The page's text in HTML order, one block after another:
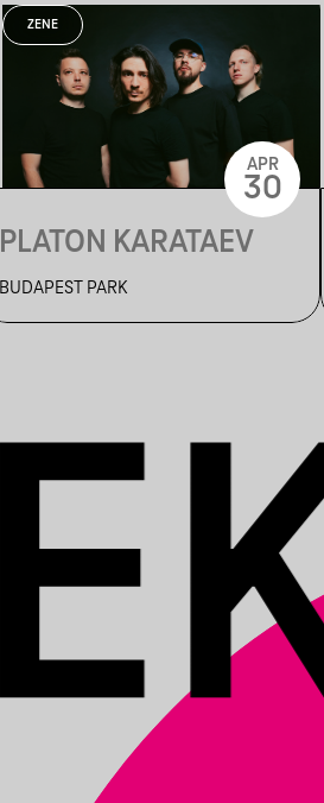
ZENE
PLATON KARATAEV
BUDAPEST PARK
APR
30